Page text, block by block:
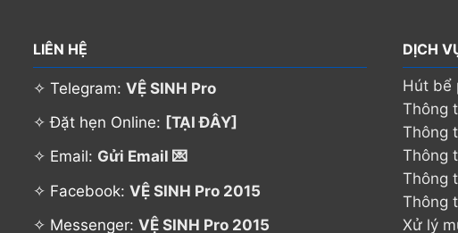
LIÊN HỆ
✧ Telegram:VỆ SINH Pro
✧ Đặt hẹn Online: [TẠI ĐÂY]
✧ Email: Gửi Email 💌
✧ Facebook:VỆ SINH Pro 2015
✧ Messenger:VỆ SINH Pro 2015
DỊCH
Hút bể
Thông
Thông
Thông
Thông
Thông
Xử lý